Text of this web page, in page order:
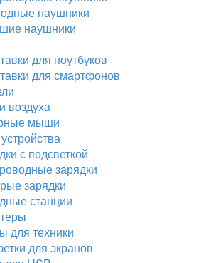
наушники
наушники
для ноутбуков
для смартфонов
воздуха
мыши
с подсветкой
зарядки
зарядки
станции
для техники
для экранов